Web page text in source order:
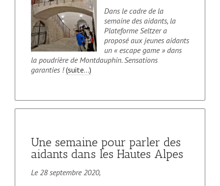
Dans le cadre de la
semaine des aidants, la
Plateforme Seltzer a
proposé aux jeunes aidants
un « escape game » dans
la poudrière de Montdauphin. Sensations
garanties ! (suite…)
Une semaine pour parler des
aidants dans les Hautes Alpes
Le 28 septembre 2020,